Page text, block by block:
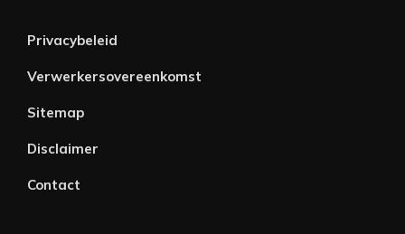
Privacybeleid
Verwerkersovereenkomst
Sitemap
Disclaimer
Contact